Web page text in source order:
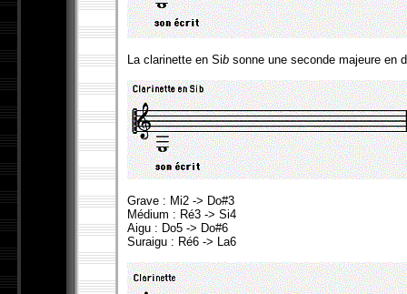
La clarinette en Sibsonne une seconde majeure en
Grave : Mi2 -> Do#3
Médium : Ré3 -> Si4
Aigu : Do5 -> Do#6
Suraigu : Ré6 -> La6